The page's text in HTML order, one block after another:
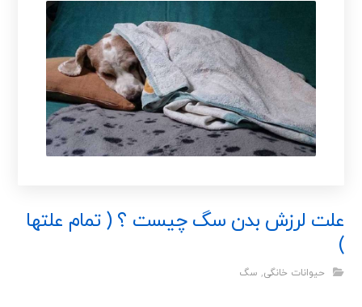
علت لرزش بدن سگ چیست ؟ ( تمام علتها
)
حیوانات خانگی, سگ